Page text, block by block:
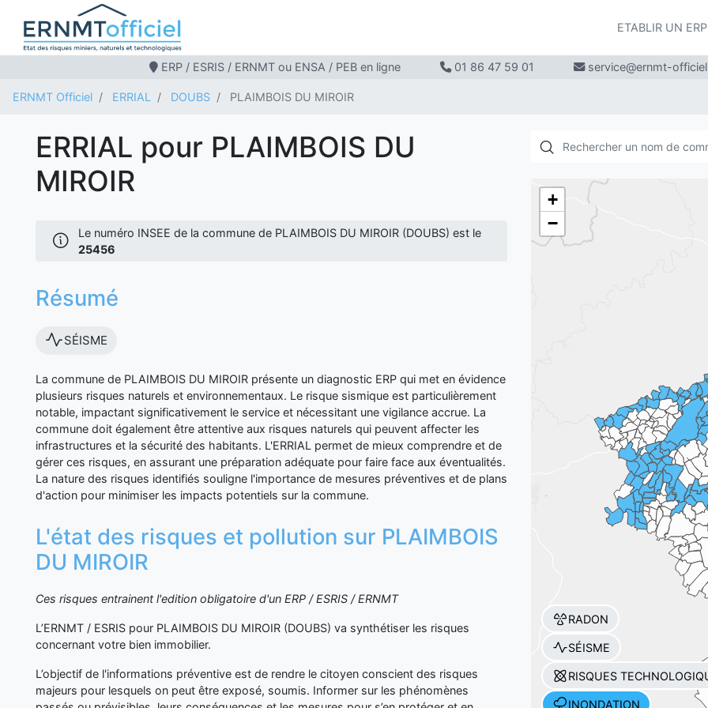
ETABLIR UN
ERP / ESRIS / ERNMT ou ENSA / PEB en ligne 01 86 47 59 01 service@ernmt-
ERNMT Officiel ERRIAL DOUBS PLAIMBOIS DU MIROIR
ERRIAL pour PLAIMBOIS DU
MIROIR
Le numéro INSEE de la commune de PLAIMBOIS DU MIROIR (DOUBS) est le
25456
Résumé
SÉISME
La commune de PLAIMBOIS DU MIROIR présente un diagnostic ERP qui met en évidence
plusieurs risques naturels et environnementaux. Le risque sismique est particulièrement
notable, impactant significativement le service et nécessitant une vigilance accrue. La
commune doit également être attentive aux risques naturels qui peuvent affecter les
infrastructures et la sécurité des habitants. L'ERRIAL permet de mieux comprendre et de
gérer ces risques, en assurant une préparation adéquate pour faire face aux éventualités.
La nature des risques identifiés souligne l'importance de mesures préventives et de plans
d'action pour minimiser les impacts potentiels sur la commune.
L'état des risques et pollution sur PLAIMBOIS
DU MIROIR
Ces risques entrainent l'edition obligatoire d'un ERP / ESRIS / ERNMT
L’ERNMT / ESRIS pour PLAIMBOIS DU MIROIR (DOUBS) va synthétiser les risques
concernant votre bien immobilier.
L’objectif de l'informations préventive est de rendre le citoyen conscient des risques
majeurs pour lesquels on peut être exposé, soumis. Informer sur les phénomènes
+
−
RADON
SÉISME
RISQUES
INONDATION